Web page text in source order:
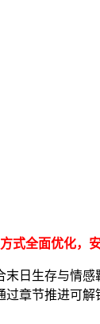
式全面优化，
末日生存与情
章节推进可